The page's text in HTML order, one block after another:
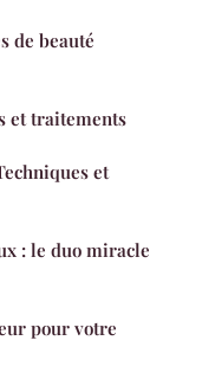
de beauté
et traitements
et
: le duo miracle
pour votre